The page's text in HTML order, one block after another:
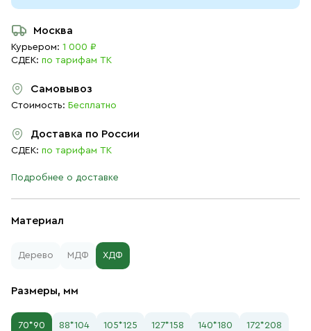
Материал
Дерево МДФ ХДФ
Размеры, мм
70*90 88*104 105*125 127*158 140*180 172*208
Москва
Курьером: 1 000 ₽
СДЕК: по тарифам ТК
Самовывоз
Стоимость: Бесплатно
Доставка по России
СДЕК: по тарифам ТК
Подробнее о доставке